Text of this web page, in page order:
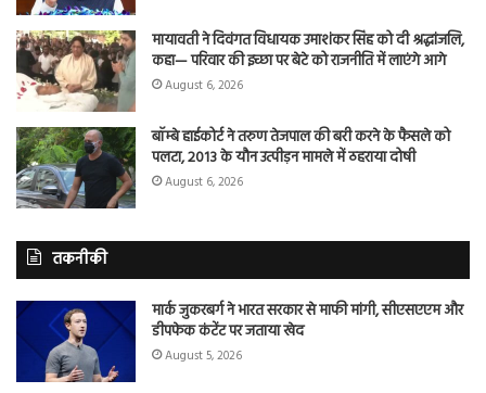
मायावती ने दिवंगत विधायक उमाशंकर सिंह को दी श्रद्धांजलि,
कहा— परिवार की इच्छा पर बेटे को राजनीति में लाएंगे आगे
August 6, 2026
बॉम्बे हाईकोर्ट ने तरुण तेजपाल की बरी करने के फैसले को
पलटा, 2013 के यौन उत्पीड़न मामले में ठहराया दोषी
August 6, 2026
तकनीकी
मार्क जुकरबर्ग ने भारत सरकार से माफी मांगी, सीएसएएम और
डीपफेक कंटेंट पर जताया खेद
August 5, 2026